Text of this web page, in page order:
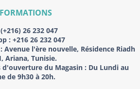
(+216) 26 232 047
: +216 26 232 047
Avenue l'ère nouvelle, Résidence Riadh
Ariana, Tunisie.
d'ouverture du Magasin : Du Lundi au
de 9h30 à 20h.